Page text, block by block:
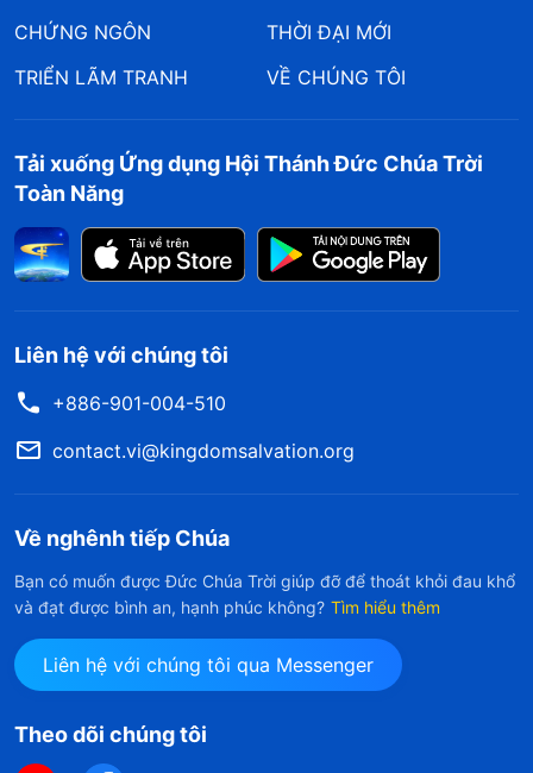
CHỨNG NGÔN
THỜI ĐẠI MỚI
TRIỂN LÃM TRANH
VỀ CHÚNG TÔI
Tải xuống Ứng dụng Hội Thánh Đức Chúa Trời
Toàn Năng
Liên hệ với chúng tôi
+886-901-004-510
contact.vi@kingdomsalvation.org
Về nghênh tiếp Chúa
Bạn có muốn được Đức Chúa Trời giúp đỡ để thoát khỏi đau khổ
và đạt được bình an, hạnh phúc không? Tìm hiểu thêm
Liên hệ với chúng tôi qua Messenger
Theo dõi chúng tôi